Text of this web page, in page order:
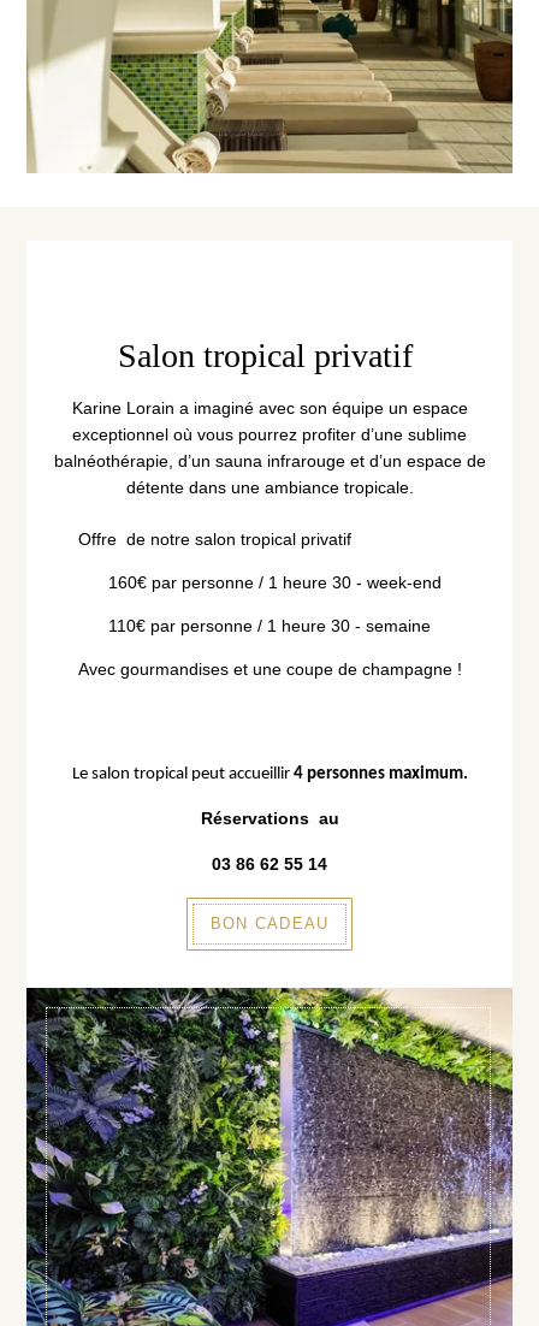
Salon tropical privatif
Karine Lorain a imaginé avec son équipe un espace
exceptionnel où vous pourrez profiter d’une sublime
balnéothérapie, d’un sauna infrarouge et d’un espace de
détente dans une ambiance tropicale.
Offre de notre salon tropical privatif
160€ par personne / 1 heure 30 - week-end
110€ par personne / 1 heure 30 - semaine
Avec gourmandises et une coupe de champagne !
Le salon tropical peut accueillir 4 personnes maximum.
Réservations au
03 86 62 55 14
BON CADEAU